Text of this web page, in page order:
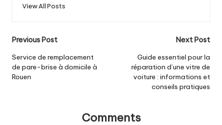
View All Posts
Post
navigation
Previous Post
Service de remplacement
de pare-brise à domicile à
Rouen
Next Post
Guide essentiel pour la
réparation d’une vitre de
voiture : informations et
conseils pratiques
Comments